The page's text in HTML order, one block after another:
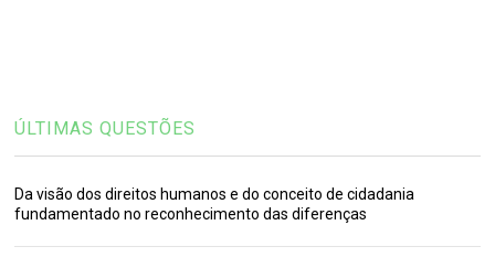
ÚLTIMAS QUESTÕES
Da visão dos direitos humanos e do conceito de cidadania
fundamentado no reconhecimento das diferenças